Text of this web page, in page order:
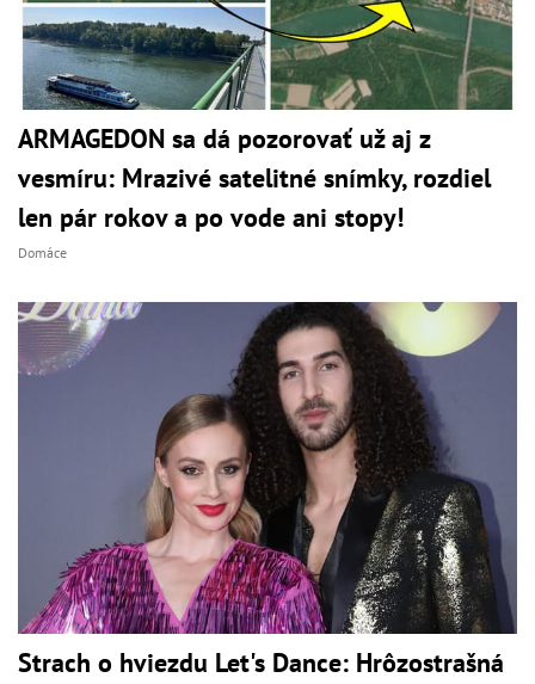
ARMAGEDON sa dá pozorovať už aj z
vesmíru: Mrazivé satelitné snímky, rozdiel
len pár rokov a po vode ani stopy!
Domáce
Strach o hviezdu Let's Dance: Hrôzostrašná